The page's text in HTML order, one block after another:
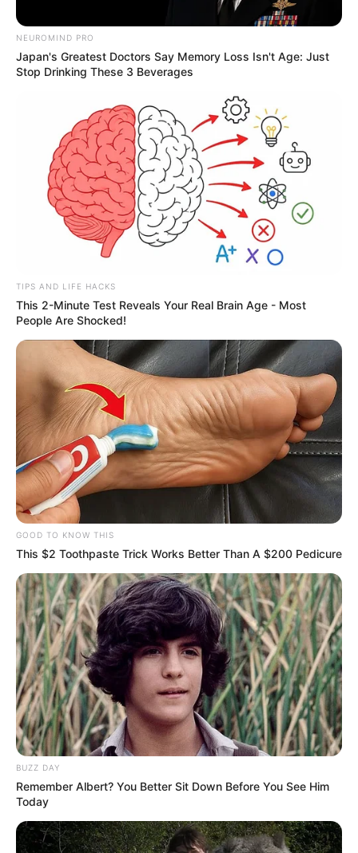
NEUROMIND PRO
Japan's Greatest Doctors Say Memory Loss Isn't Age: Just
Stop Drinking These 3 Beverages
TIPS AND LIFE HACKS
This 2-Minute Test Reveals Your Real Brain Age - Most
People Are Shocked!
GOOD TO KNOW THIS
This $2 Toothpaste Trick Works Better Than A $200 Pedicure
BUZZ DAY
Remember Albert? You Better Sit Down Before You See Him
Today